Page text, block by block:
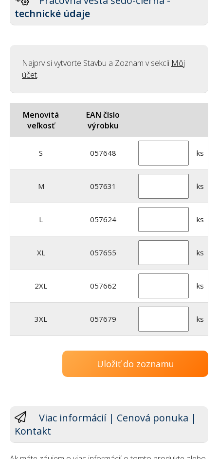
technické údaje
Najprv si vytvorte Stavbu a Zoznam v sekcii Môj
účet.
Menovitá
veľkosť
EAN číslo
výrobku
S 057648 ks
M 057631 ks
L 057624 ks
XL 057655 ks
2XL 057662 ks
3XL 057679 ks
Uložiť do zoznamu
Viac informácií | Cenová ponuka |
Kontakt